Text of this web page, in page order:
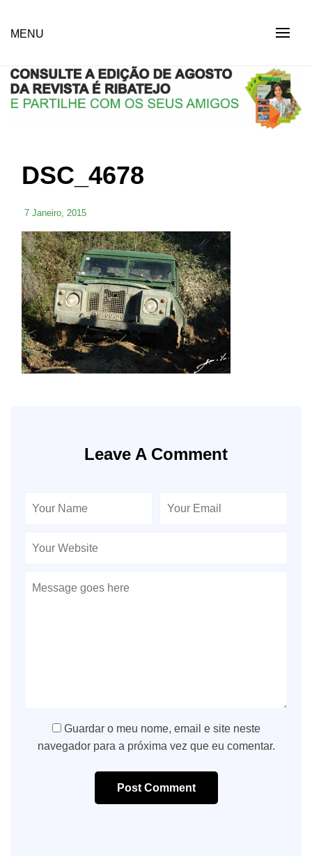
É RIBATEJO – REVISTA
SOCIAL ONLINE
MENU
DSC_4678
7 Janeiro, 2015
Leave A Comment
Guardar o meu nome, email e site neste
navegador para a próxima vez que eu comentar.
Post Comment